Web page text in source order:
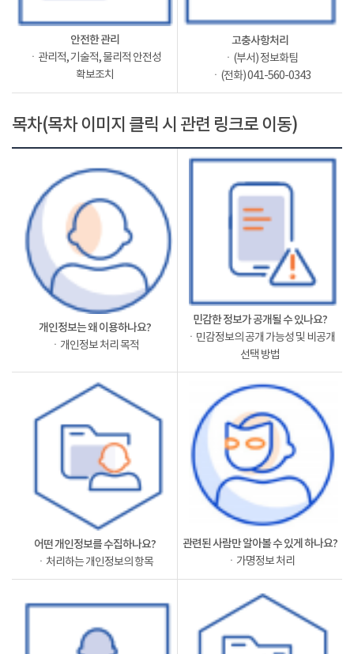
안전한 관리
ㆍ관리적, 기술적, 물리적 안전성
확보조치
고충사항처리
ㆍ(부서) 정보화팀
ㆍ(전화) 041-560-0343
목차(목차 이미지 클릭 시 관련 링크로 이동)
개인정보는 왜 이용하나요?
ㆍ개인정보 처리 목적
민감한 정보가 공개될 수 있나요?
ㆍ민감정보의 공개 가능성 및 비공개
선택 방법
어떤 개인정보를 수집하나요?
ㆍ처리하는 개인정보의 항목
관련된 사람만 알아볼 수 있게 하나요?
ㆍ가명정보 처리